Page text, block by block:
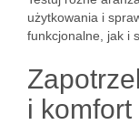
użytkowania i
funkcjonalne, jak i
i